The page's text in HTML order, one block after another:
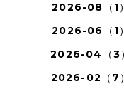
2026-08（1）
2026-06（1）
2026-04（3
2026-02（7）